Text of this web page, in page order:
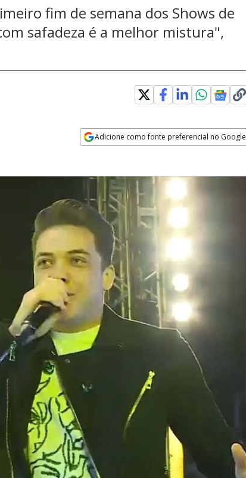
fim de semana dos Shows de
safadeza é a melhor mistura",
Adicione como fonte preferencial no Google